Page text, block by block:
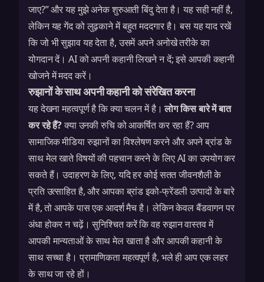
जाए?” और यह मुझे अनेक शुरुआती बिंदु देता है। यह सही नहीं है,
लेकिन यह गेंद को लुढ़काने में बहुत मददगार है। बस यह याद रखें
कि जो भी सुझाव यह देता है, उसमें अपने अनोखे तरीके का
योगदान दें। AI को अपनी कहानी लिखने न दें; इसे आपकी कहानी
खोजने में मदद करें।
रुझानों के साथ अपनी कहानी को संरेखित करना
यह देखना महत्वपूर्ण है कि क्या चलन में है।लोग किस बारे में बात
कर रहे हैं?क्या उनकी रुचि को आकर्षित कर रहा हैं? आप
सामाजिक मीडिया रुझानों का विश्लेषण करने और अपने ब्रांड के
साथ मेल खाते विषयों की पहचान करने के लिए AI का उपयोग कर
सकते हैं। उदाहरण के लिए, यदि हर कोई सतत जीवनशैली के
प्रति उत्साहित है, और आपका ब्रांड इको-फ्रेंडली उत्पादों के बारे
में है, तो आपके पास एक आदर्श मैच है। लेकिन केवल बैंडवागन पर
अंधा होकर न चढ़ें। सुनिश्चित करें कि वह रुझान वास्तव में
आपकी मान्यताओं के साथ मेल खाता है और आपकी कहानी के
साथ सच्चा है। प्रामाणिकता महत्वपूर्ण है, भले ही आप एक लहर
के साथ जा रहे हों।